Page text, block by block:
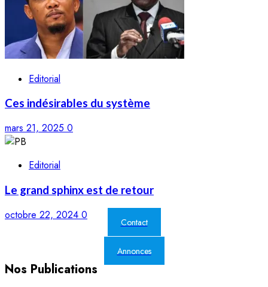
Editorial
Ces indésirables du système
mars 21, 2025 0
Editorial
Le grand sphinx est de retour
octobre 22, 2024 0
Contact
Annonces
Nos Publications